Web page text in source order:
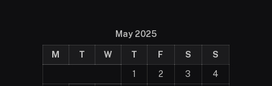
May 2025
M T W T F S
S
1
2 3 4